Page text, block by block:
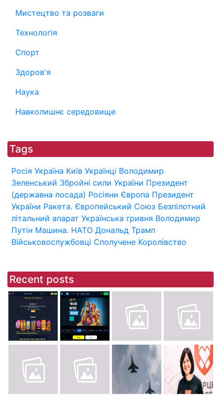
Мистецтво та розваги
Технологія
Спорт
Здоров'я
Наука
Навколишнє середовище
Tags
Росія Україна Київ Українці Володимир
Зеленський Збройні сили України Президент
(державна посада) Росіяни Європа Президент
України Ракета. Європейський Союз Безпілотний
літальний апарат Українська гривня Володимир
Путін Машина. НАТО Дональд Трамп
Військовослужбовці Сполучене Королівство
Recent posts